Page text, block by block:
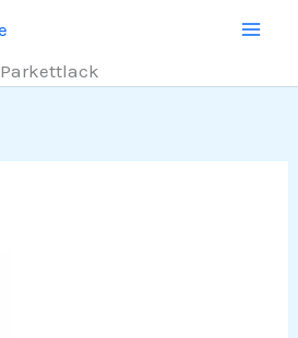
Parkettlack